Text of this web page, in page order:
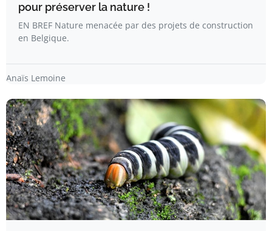
pour préserver la nature !
EN BREF Nature menacée par des projets de construction
en Belgique.
Anaïs Lemoine